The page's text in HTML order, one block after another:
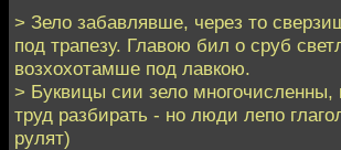
> Зело забавлявше, через то
под трапезу. Главою бил о сруб
возхохотамше под лавкою.
> Буквицы сии зело многочисленны,
труд разбирать - но люди лепо
рулят)